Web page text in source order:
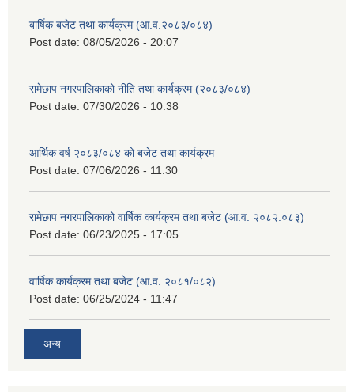
बार्षिक बजेट तथा कार्यक्रम (आ.व.२०८३/०८४)
Post date: 08/05/2026 - 20:07
रामेछाप नगरपालिकाको नीति तथा कार्यक्रम (२०८३/०८४)
Post date: 07/30/2026 - 10:38
आर्थिक वर्ष २०८३/०८४ को बजेट तथा कार्यक्रम
Post date: 07/06/2026 - 11:30
रामेछाप नगरपालिकाको वार्षिक कार्यक्रम तथा बजेट (आ.व. २०८२.०८३)
Post date: 06/23/2025 - 17:05
वार्षिक कार्यक्रम तथा बजेट (आ.व. २०८१/०८२)
Post date: 06/25/2024 - 11:47
अन्य